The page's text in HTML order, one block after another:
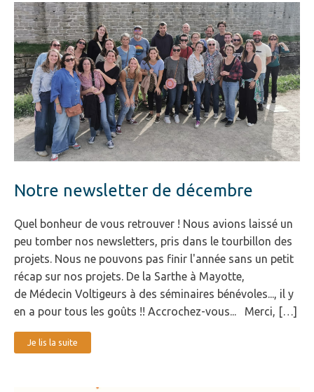
Notre newsletter de décembre
Quel bonheur de vous retrouver ! Nous avions laissé un
peu tomber nos newsletters, pris dans le tourbillon des
projets. Nous ne pouvons pas finir l'année sans un petit
récap sur nos projets. De la Sarthe à Mayotte,
de Médecin Voltigeurs à des séminaires bénévoles..., il y
en a pour tous les goûts !! Accrochez-vous... Merci, […]
Je lis la suite